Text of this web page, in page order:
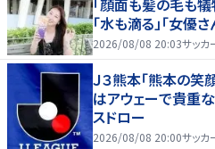
「顔面も髪の毛も
「水も滴る」「女優さ
2026/08/08 20:03サッカ
Ｊ３熊本「熊本の
はアウェーで貴重
スドロー
2026/08/08 20:00サッカ